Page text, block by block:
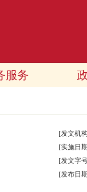
服务
[发文机
[实施日
[发文字
[发布日